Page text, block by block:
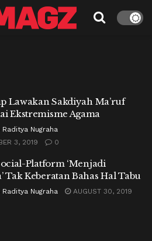
Lawakan Sakdiyah Ma’ruf
Ekstremisme Agama
Raditya Nugraha
3, 2019
0
Platform ‘Menjadi
Tak Keberatan Bahas Hal Tabu
Raditya Nugraha
AUGUST 30, 2019